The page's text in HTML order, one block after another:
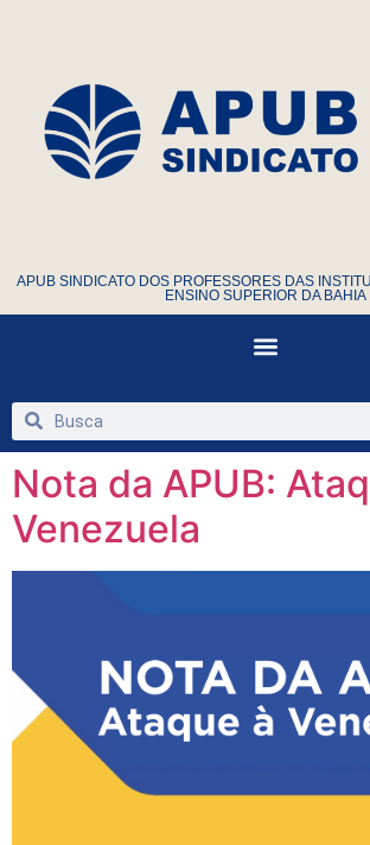
APUB SINDICATO DOS PROFESSORES DAS
ENSINO SUPERIOR DA BAHIA
Nota da APUB:
Venezuela